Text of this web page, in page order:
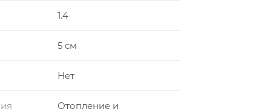
1.4
5 см
Нет
Отопление и